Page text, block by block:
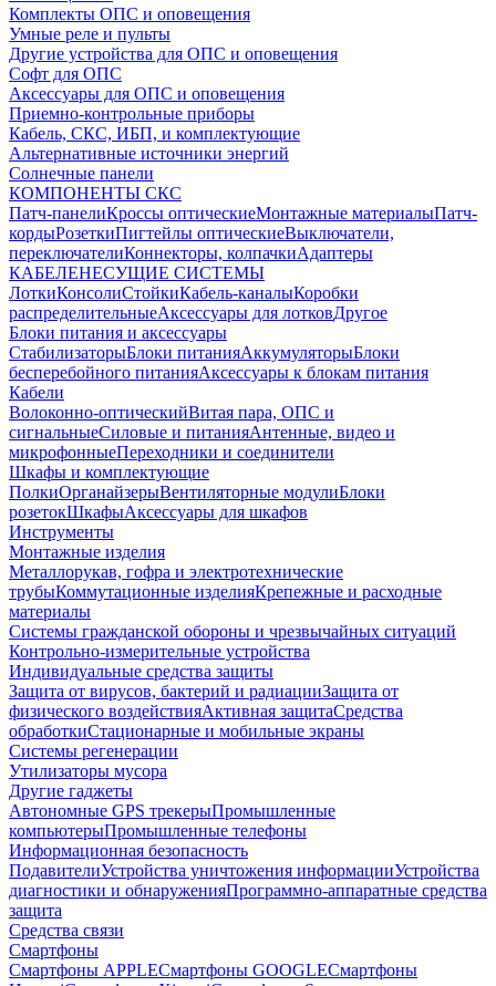
Комплекты ОПС и оповещения
Умные реле и пульты
Другие устройства для ОПС и оповещения
Софт для ОПС
Аксессуары для ОПС и оповещения
Приемно-контрольные приборы
Кабель, СКС, ИБП, и комплектующие
Альтернативные источники энергий
Солнечные панели
КОМПОНЕНТЫ СКС
Патч-панелиКроссы оптическиеМонтажные материалыПатч-
кордыРозеткиПигтейлы оптическиеВыключатели,
переключателиКоннекторы, колпачкиАдаптеры
КАБЕЛЕНЕСУЩИЕ СИСТЕМЫ
ЛоткиКонсолиСтойкиКабель-каналыКоробки
распределительныеАксессуары для лотковДругое
Блоки питания и аксессуары
СтабилизаторыБлоки питанияАккумуляторыБлоки
бесперебойного питанияАксессуары к блокам питания
Кабели
Волоконно-оптическийВитая пара, ОПС и
сигнальныеСиловые и питанияАнтенные, видео и
микрофонныеПереходники и соединители
Шкафы и комплектующие
ПолкиОрганайзерыВентиляторные модулиБлоки
розетокШкафыАксессуары для шкафов
Инструменты
Монтажные изделия
Металлорукав, гофра и электротехнические
трубыКоммутационные изделияКрепежные и расходные
материалы
Системы гражданской обороны и чрезвычайных ситуаций
Контрольно-измерительные устройства
Индивидуальные средства защиты
Защита от вирусов, бактерий и радиацииЗащита от
физического воздействияАктивная защитаСредства
обработкиСтационарные и мобильные экраны
Системы регенерации
Утилизаторы мусора
Другие гаджеты
Автономные GPS трекерыПромышленные
компьютерыПромышленные телефоны
Информационная безопасность
ПодавителиУстройства уничтожения информацииУстройства
диагностики и обнаруженияПрограммно-аппаратные средства
защита
Средства связи
Смартфоны
Смартфоны APPLEСмартфоны GOOGLEСмартфоны